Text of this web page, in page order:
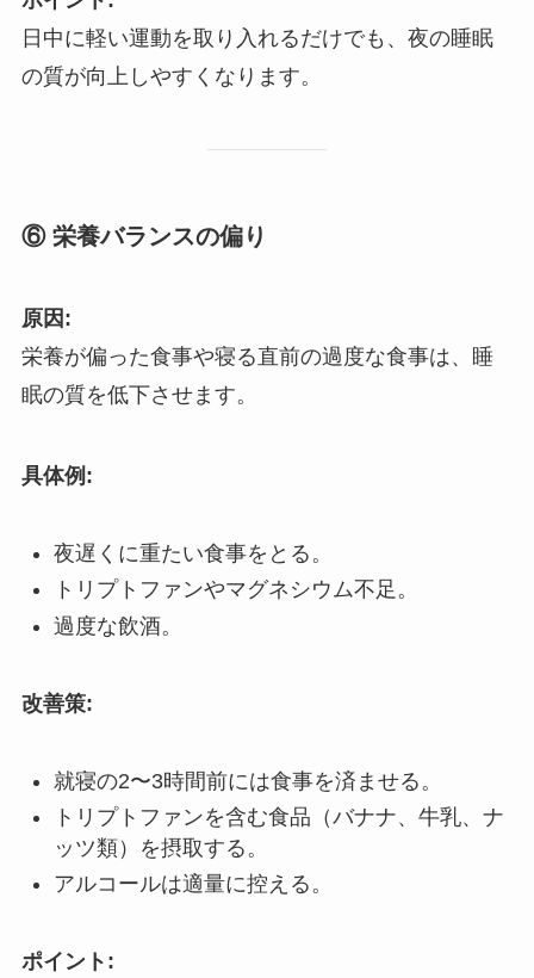
日中に軽い運動を取り入れるだけでも、夜の睡眠
の質が向上しやすくなります。
⑥ 栄養バランスの偏り
原因:
栄養が偏った食事や寝る直前の過度な食事は、睡
眠の質を低下させます。
具体例:
夜遅くに重たい食事をとる。
トリプトファンやマグネシウム不足。
過度な飲酒。
改善策:
就寝の2〜3時間前には食事を済ませる。
トリプトファンを含む食品（バナナ、牛乳、ナ
ッツ類）を摂取する。
アルコールは適量に控える。
ポイント: